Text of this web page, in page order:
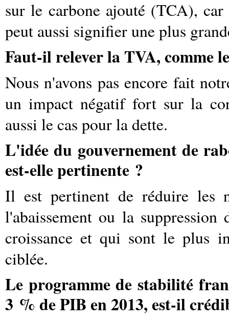
sur le carbone ajouté (TCA),
peut aussi signifier une plus
Faut-il relever la TVA, comme
Nous n'avons pas encore fait
un impact négatif fort sur la
aussi le cas pour la dette.
L'idée du gouvernement de
est-elle pertinente ?
Il est pertinent de réduire les
l'abaissement ou la
croissance et qui sont le plus
ciblée.
Le programme de stabilité
3 % de PIB en 2013, est-il